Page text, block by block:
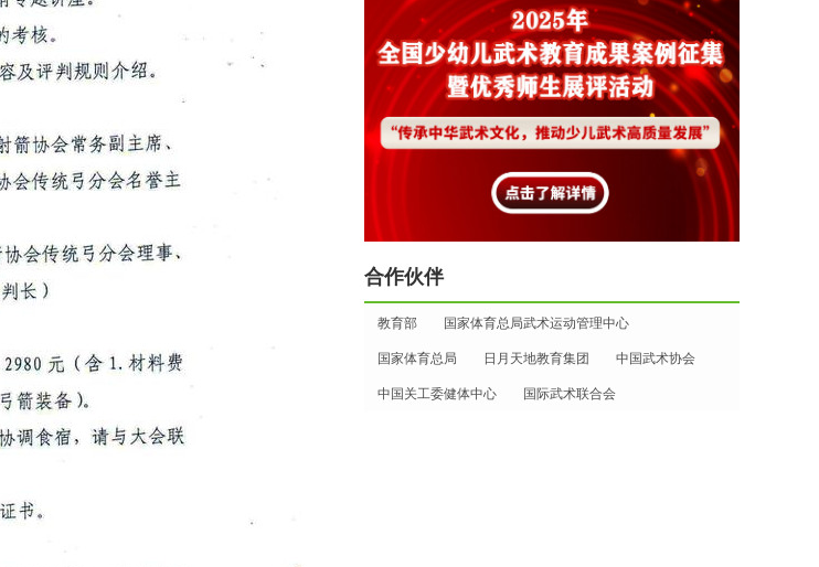
合作伙伴
教育部 国家体育总局武术运动管理中心
国家体育总局 日月天地教育集团 中国武术协会
中国关工委健体中心 国际武术联合会